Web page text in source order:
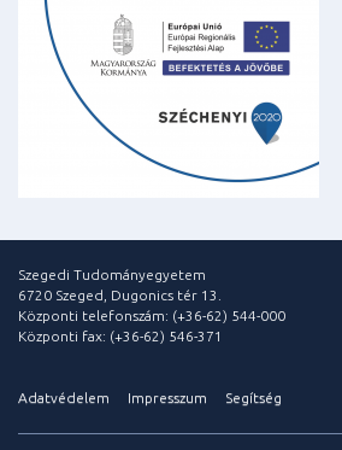
Szegedi Tudományegyetem
6720 Szeged, Dugonics tér 13.
Központi telefonszám: (+36-62) 544-000
Központi fax: (+36-62) 546-371
Adatvédelem Impresszum Segítség